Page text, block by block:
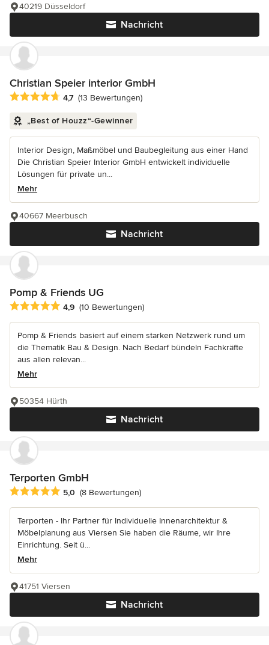
Nachricht
40219 Düsseldorf
Christian Speier interior GmbH
Durchschnittliche Bewertung: 4.7 von 5 Sternen
4,7 (13 Bewertungen)
„Best of Houzz“-Gewinner
Interior Design, Maßmöbel und Baubegleitung aus einer Hand
Die Christian Speier Interior GmbH entwickelt individuelle
Lösungen für private un...
Mehr
Nachricht
40667 Meerbusch
Pomp & Friends UG
Durchschnittliche Bewertung: 4.9 von 5 Sternen
4,9 (10 Bewertungen)
Pomp & Friends basiert auf einem starken Netzwerk rund um
die Thematik Bau & Design. Nach Bedarf bündeln Fachkräfte
aus allen relevan...
Mehr
Nachricht
50354 Hürth
Terporten GmbH
Durchschnittliche Bewertung: 5 von 5 Sternen
5,0 (8 Bewertungen)
Terporten - Ihr Partner für Individuelle Innenarchitektur &
Möbelplanung aus Viersen Sie haben die Räume, wir Ihre
Einrichtung. Seit ü...
Mehr
Nachricht
41751 Viersen